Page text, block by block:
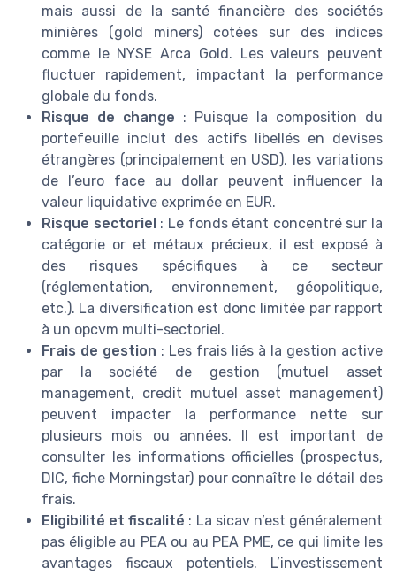
mais aussi de la santé financière des sociétés
minières (gold miners) cotées sur des indices
comme le NYSE Arca Gold. Les valeurs peuvent
fluctuer rapidement, impactant la performance
globale du fonds.
Risque de change : Puisque la composition du
portefeuille inclut des actifs libellés en devises
étrangères (principalement en USD), les variations
de l’euro face au dollar peuvent influencer la
valeur liquidative exprimée en EUR.
Risque sectoriel : Le fonds étant concentré sur la
catégorie or et métaux précieux, il est exposé à
des risques spécifiques à ce secteur
(réglementation, environnement, géopolitique,
etc.). La diversification est donc limitée par rapport
à un opcvm multi-sectoriel.
Frais de gestion : Les frais liés à la gestion active
par la société de gestion (mutuel asset
management, credit mutuel asset management)
peuvent impacter la performance nette sur
plusieurs mois ou années. Il est important de
consulter les informations officielles (prospectus,
DIC, fiche Morningstar) pour connaître le détail des
frais.
Eligibilité et fiscalité : La sicav n’est généralement
pas éligible au PEA ou au PEA PME, ce qui limite les
avantages fiscaux potentiels. L’investissement